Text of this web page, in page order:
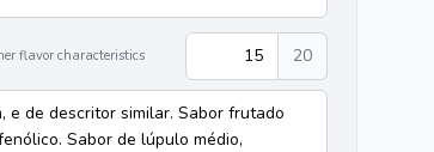
flavor characteristics 15 20
e de descritor similar. Sabor frutado
Sabor de lúpulo médio,